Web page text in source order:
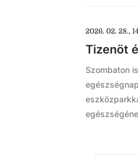
2026. 02. 28.,
Tizenöt
Szombaton